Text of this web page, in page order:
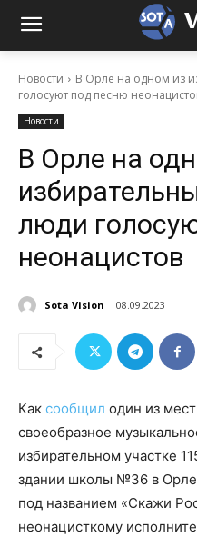
Новости
В Орле на одном из
голосуют под песню
Новости
В Орле на
люди
неонацистов
Sota Vision 08.09.2023
Как сообщил один из
своеобразное
избирательном участке
здании школы №36 в
под названием «Скажи
неонацисткому